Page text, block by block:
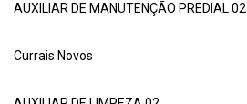
AUXILIAR DE MANUTENÇÃO PREDIAL 02
Currais Novos